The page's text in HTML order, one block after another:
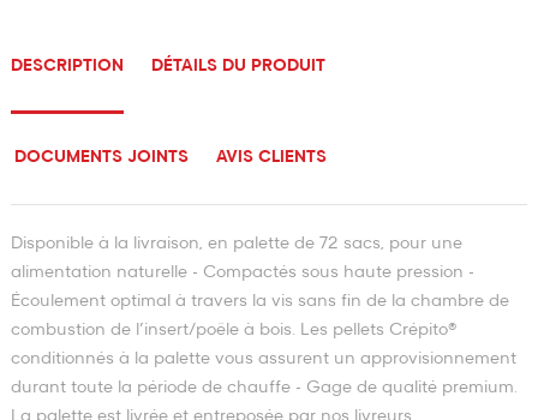
DESCRIPTION DÉTAILS DU PRODUIT
DOCUMENTS JOINTS AVIS CLIENTS
Disponible à la livraison, en palette de 72 sacs, pour une
alimentation naturelle - Compactés sous haute pression -
Écoulement optimal à travers la vis sans fin de la chambre de
combustion de l’insert/poêle à bois. Les pellets Crépito®
conditionnés à la palette vous assurent un approvisionnement
durant toute la période de chauffe - Gage de qualité premium.